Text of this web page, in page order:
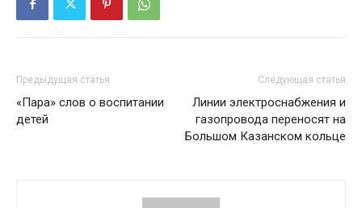
Предыдущая статья
«Пара» слов о воспитании
детей
Следующая статья
Линии электроснабжения и
газопровода переносят на
Большом Казанском кольце